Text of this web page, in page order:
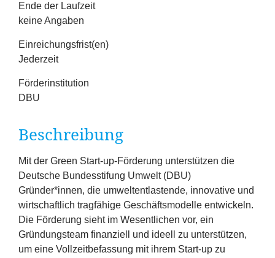
Arbeitskreise
Erfolge
Fördermöglichkeiten
Aktuelles
Ende der Laufzeit
keine Angaben
Einreichungsfrist(en)
Jederzeit
Förderinstitution
DBU
Beschreibung
Mit der Green Start-up-Förderung unterstützen die
Deutsche Bundesstifung Umwelt (DBU)
Gründer*innen, die umweltentlastende, innovative und
wirtschaftlich tragfähige Geschäftsmodelle entwickeln.
Die Förderung sieht im Wesentlichen vor, ein
Gründungsteam finanziell und ideell zu unterstützen,
um eine Vollzeitbefassung mit ihrem Start-up zu